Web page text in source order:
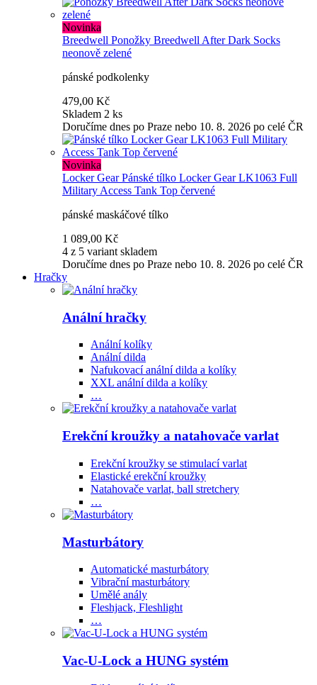
Novinka
Breedwell Ponožky Breedwell After Dark Socks
neonově zelené
pánské podkolenky
479,00 Kč
Skladem 2 ks
Doručíme dnes po Praze nebo 10. 8. 2026 po celé ČR
Novinka
Locker GearPánské tílko Locker Gear LK1063 Full
Military Access Tank Top červené
pánské maskáčové tílko
1 089,00 Kč
4 z 5 variant skladem
Doručíme dnes po Praze nebo 10. 8. 2026 po celé ČR
Hračky
Anální hračky
Anální kolíky
Anální dilda
Nafukovací anální dilda a kolíky
XXL anální dilda a kolíky
…
Erekční kroužky a natahovače varlat
Erekční kroužky se stimulací varlat
Elastické erekční kroužky
Natahovače varlat, ball stretchery
…
Masturbátory
Automatické masturbátory
Vibrační masturbátory
Umělé anály
Fleshjack, Fleshlight
…
Vac-U-Lock a HUNG systém